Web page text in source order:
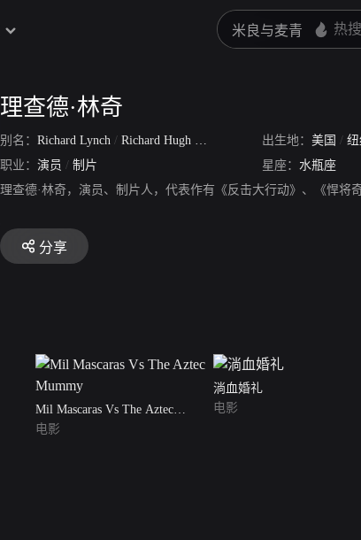
理查德·林奇
别名： Richard Lynch / Richard Hugh Lynch 出生地： 美国 / 纽
职业： 演员 / 制片 星座： 水瓶座
理查德·林奇，演员、制片人，代表作有《反击大行动》、《悍将
分享
Mil Mascaras Vs The Aztec
Mummy
电影
淌血婚礼
电影